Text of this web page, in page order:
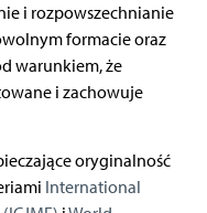
i rozpowszechnianie
formacie oraz
warunkiem, że
i zachowuje
oryginalność
International